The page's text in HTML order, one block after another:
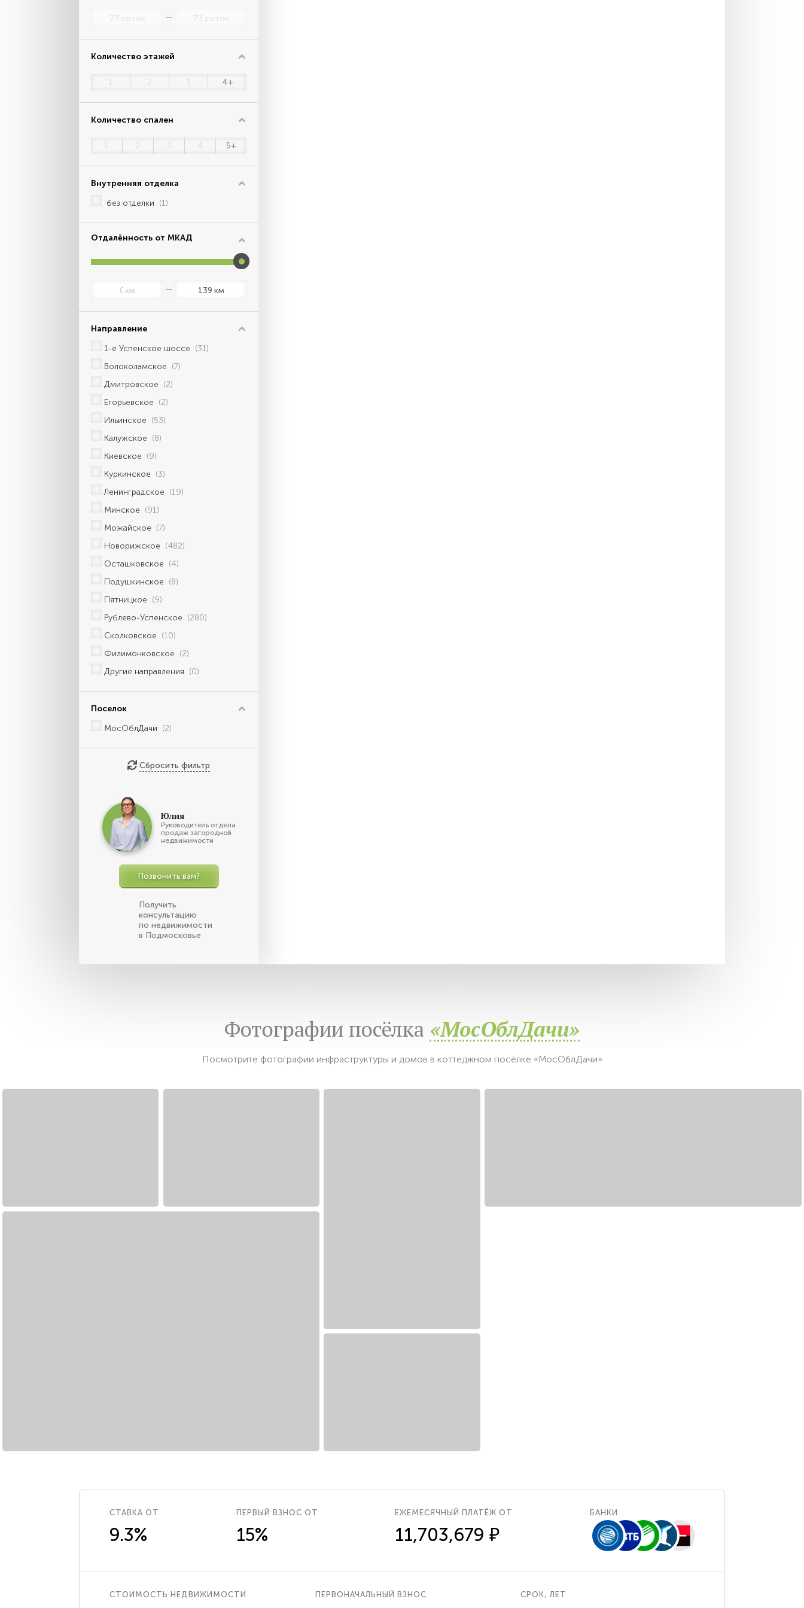
соток соток
Количество этажей
4+
Количество спален
5+
Внутренняя отделка
без отделки (1)
Отдалённость от МКАД
км км
Направление
1-е Успенское шоссе (31)
Волоколамское (7)
Дмитровское (2)
Егорьевское (2)
Ильинское (53)
Калужское (8)
Киевское (9)
Куркинское (3)
Ленинградское (19)
Минское (91)
Можайское (7)
Новорижское (482)
Осташковское (4)
Подушкинское (8)
Пятницкое (9)
Рублево-Успенское (280)
Сколковское (10)
Филимонковское (2)
Другие направления (0)
Поселок
МосОблДачи (2)
Сбросить фильтр
Юлия
Руководитель отдела
продаж загородной
недвижимости
Позвонить вам?
Получить
консультацию
по недвижимости
в Подмосковье
Фотографии посёлка «МосОблДачи»
Посмотрите фотографии инфраструктуры и домов в коттеджном посёлке «МосОблДачи»
СТАВКА ОТ
9.3%
ПЕРВЫЙ ВЗНОС ОТ
15%
ЕЖЕМЕСЯЧНЫЙ ПЛАТЁЖ ОТ
11,703,679 ₽
БАНКИ
СТОИМОСТЬ НЕДВИЖИМОСТИ ПЕРВОНАЧАЛЬНЫЙ ВЗНОС СРОК, ЛЕТ